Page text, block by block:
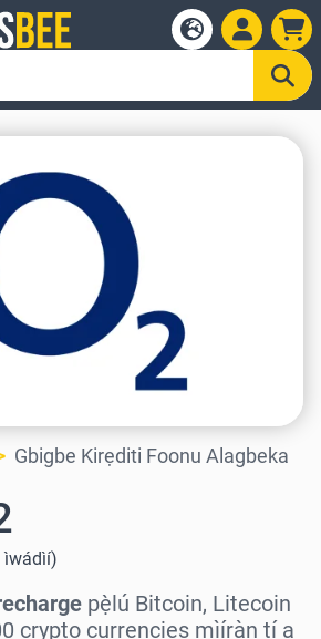
Gbigbe Kirẹditi Foonu Alagbeka
ìwádìí)
pẹ̀lú Bitcoin, Litecoin
crypto currencies mìíràn tí a